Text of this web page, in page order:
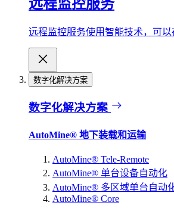
远程监控服务
远程监控服务使用智能技术，可
数字化解决方案
数字化解决方案
AutoMine® 地下装载和运输
AutoMine® Tele-Remote
AutoMine® 单台设备自动化
AutoMine® 多区域单台自动
AutoMine® Core